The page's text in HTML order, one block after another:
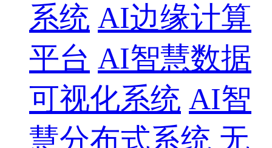
系统 AI边缘计算
平台 AI智慧数据
可视化系统 AI智
慧分布式系统 无